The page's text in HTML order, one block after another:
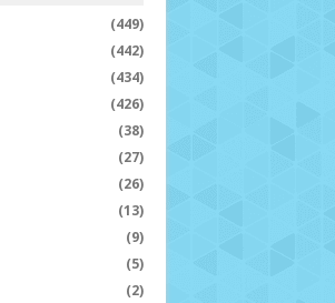
(449)
(442)
(434)
(426)
(38)
(27)
(26)
(13)
(9)
(5)
(2)